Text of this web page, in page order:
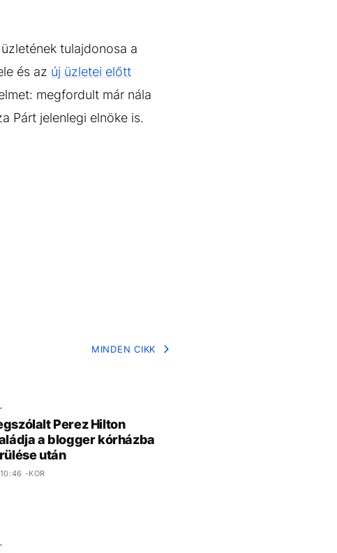
tulajdonosa a
és az új üzletei előtt
megfordult már nála
Párt jelenlegi elnöke is.
MINDEN CIKK
Perez Hilton
a blogger kórházba
után
-KOR